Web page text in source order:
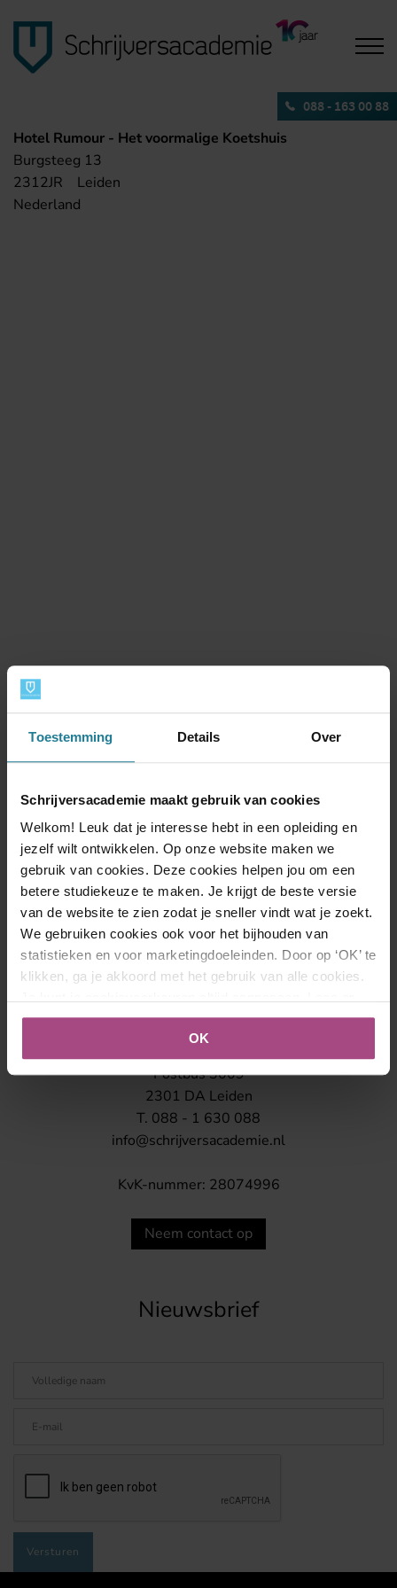
Toestemming Details Over
Schrijversacademie maakt gebruik van cookies
Welkom! Leuk dat je interesse hebt in een opleiding en
jezelf wilt ontwikkelen. Op onze website maken we
gebruik van cookies. Deze cookies helpen jou om een
betere studiekeuze te maken. Je krijgt de beste versie
van de website te zien zodat je sneller vindt wat je zoekt.
We gebruiken cookies ook voor het bijhouden van
statistieken en voor marketingdoeleinden. Door op ‘OK’ te
klikken, ga je akkoord met het gebruik van alle cookies.
meer over in onscookies- en privacybeleid.
OK
088 - 163 00 88
Hotel Rumour - Het voormalige Koetshuis
Burgsteeg 13
2312JR
Leiden
Nederland
Beoordelingen
Daar zijn wij trots op.
Contact
Postbus 3009
2301 DA Leiden
T. 088 - 1 630 088
info@schrijversacademie.nl
KvK-nummer: 28074996
Neem contact op
Nieuwsbrief